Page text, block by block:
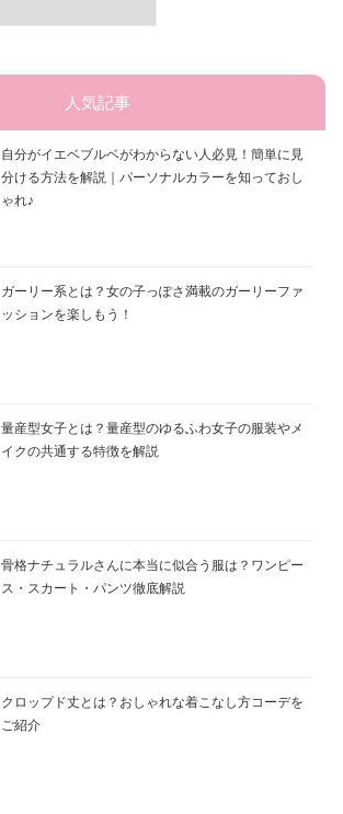
人気記事
自分がイエベブルベがわからない人必見！簡単に見
分ける方法を解説｜パーソナルカラーを知っておし
ゃれ♪
ガーリー系とは？女の子っぽさ満載のガーリーファ
ッションを楽しもう！
量産型女子とは？量産型のゆるふわ女子の服装やメ
イクの共通する特徴を解説
骨格ナチュラルさんに本当に似合う服は？ワンピー
ス・スカート・パンツ徹底解説
クロップド丈とは？おしゃれな着こなし方コーデを
ご紹介